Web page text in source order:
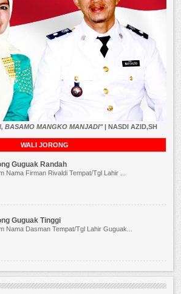
BASAMO MANGKO MANJADI"| NASDI AZID,SH
WALI JORONG
Guguak Randah
Nama Firman Rivaldi Tempat/Tgl Lahir ...
Guguak Tinggi
Nama Dasman Tempat/Tgl Lahir Guguak...